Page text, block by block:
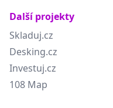
Další projekty
Skladuj.cz
Desking.cz
Investuj.cz
108 Map